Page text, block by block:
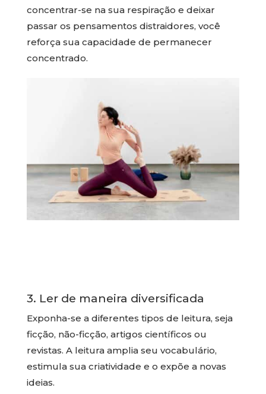
concentrar-se na sua respiração e deixar
passar os pensamentos distraidores, você
reforça sua capacidade de permanecer
concentrado.
3. Ler de maneira diversificada
Exponha-se a diferentes tipos de leitura, seja
ficção, não-ficção, artigos científicos ou
revistas. A leitura amplia seu vocabulário,
estimula sua criatividade e o expõe a novas
ideias.